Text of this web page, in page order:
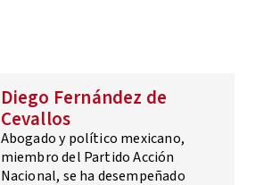
Diego Fernández de
Cevallos
Abogado y político mexicano,
miembro del Partido Acción
Nacional, se ha desempeñado